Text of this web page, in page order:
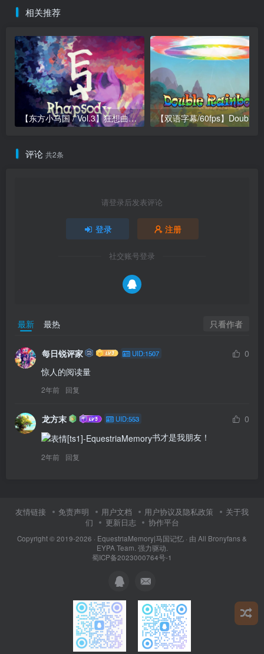
相关推荐
【东方小马国 / Vol.3】狂想曲 | Rhapsody
评论 共2条
请登录后发表评论
登录 注册
社交账号登录
最新 最热 只看作者
每日锐评家 UID:1507
0
惊人的阅读量
2年前 回复
龙方末 UID:553
0
书才是我朋友！
2年前 回复
友情链接 免责声明 用户文档 用户协议及隐私政策
关于我
们
更新日志 协作平台
Copyright © 2019-2026 · EquestriaMemory|马国记忆 · 由 All Bronyfans &
EYPA Team. 强力驱动.
蜀ICP备2023000764号-1